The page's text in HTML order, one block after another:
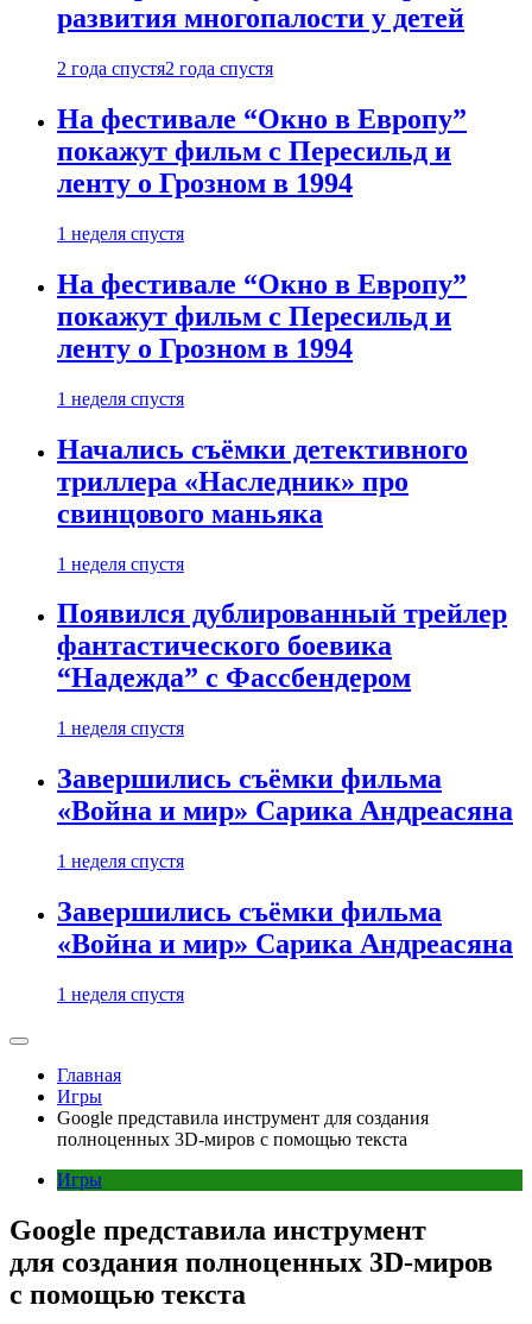
развития многопалости у детей
2 года спустя2 года спустя
На фестивале “Окно в Европу”
покажут фильм с Пересильд и
ленту о Грозном в 1994
1 неделя спустя
На фестивале “Окно в Европу”
покажут фильм с Пересильд и
ленту о Грозном в 1994
1 неделя спустя
Начались съёмки детективного
триллера «Наследник» про
свинцового маньяка
1 неделя спустя
Появился дублированный трейлер
фантастического боевика
“Надежда” с Фассбендером
1 неделя спустя
Завершились съёмки фильма
«Война и мир» Сарика Андреасяна
1 неделя спустя
Завершились съёмки фильма
«Война и мир» Сарика Андреасяна
1 неделя спустя
Главная
Игры
Google представила инструмент для создания
полноценных 3D-миров с помощью текста
Игры
Google представила инструмент
для создания полноценных 3D-миров
с помощью текста